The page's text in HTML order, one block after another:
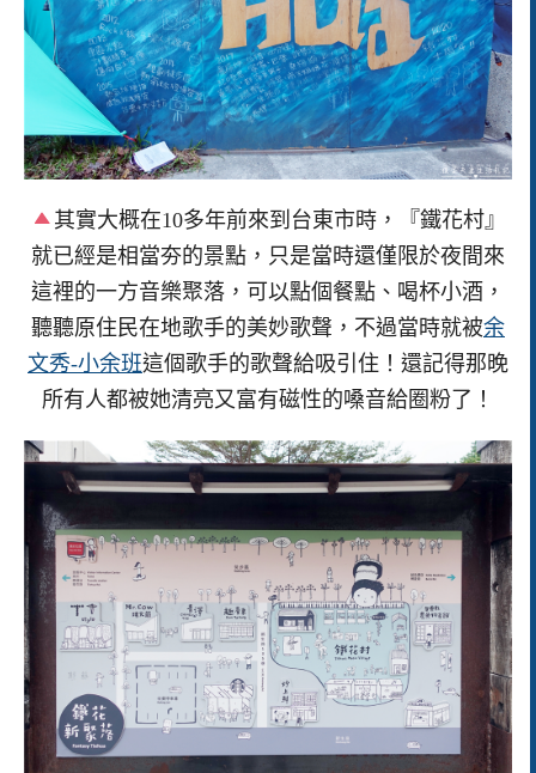
其實大概在10多年前來到台東市時，『鐵花村』
就已經是相當夯的景點，只是當時還僅限於夜間來
這裡的一方音樂聚落，可以點個餐點、喝杯小酒，
聽聽原住民在地歌手的美妙歌聲，不過當時就被余
文秀-小余班這個歌手的歌聲給吸引住！還記得那晚
所有人都被她清亮又富有磁性的嗓音給圈粉了！